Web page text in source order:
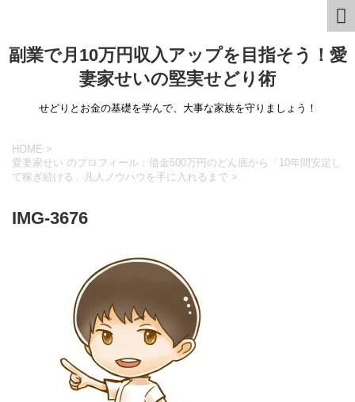
副業で月10万円収入アップを目指そう！愛
妻家せいの堅実せどり術
せどりとお金の基礎を学んで、大事な家族を守りましょう！
HOME >
愛妻家せい のプロフィール：借金500万円のどん底から「10年間安定し
て稼ぎ続ける」凡人ノウハウを手に入れるまで >
IMG-3676